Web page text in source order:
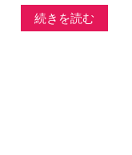
続きを読む